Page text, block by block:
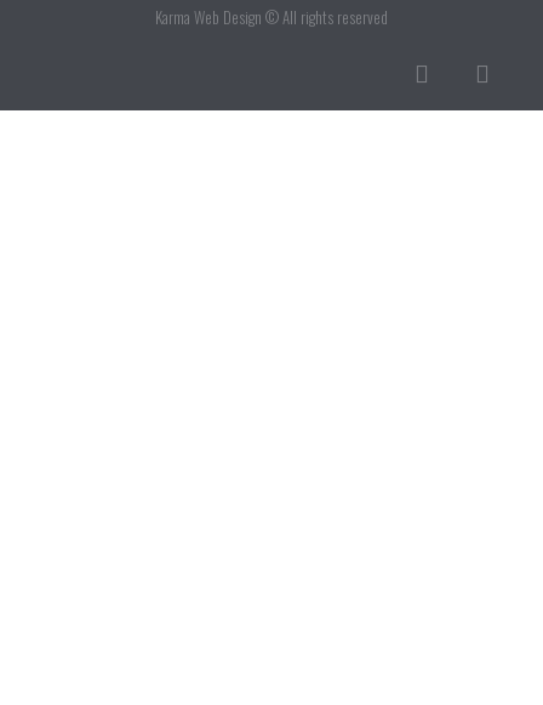
Karma Web Design © All rights reserved